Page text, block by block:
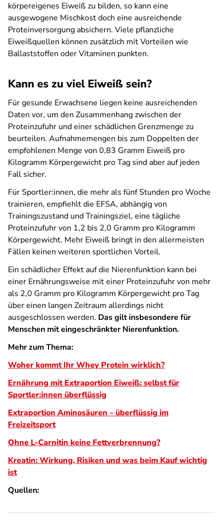
körpereigenes Eiweiß zu bilden, so kann eine
ausgewogene Mischkost doch eine ausreichende
Proteinversorgung absichern. Viele pflanzliche
Eiweißquellen können zusätzlich mit Vorteilen wie
Ballaststoffen oder Vitaminen punkten.
Kann es zu viel Eiweiß sein?
Für gesunde Erwachsene liegen keine ausreichenden
Daten vor, um den Zusammenhang zwischen der
Proteinzufuhr und einer schädlichen Grenzmenge zu
beurteilen. Aufnahmemengen bis zum Doppelten der
empfohlenen Menge von 0,83 Gramm Eiweiß pro
Kilogramm Körpergewicht pro Tag sind aber auf jeden
Fall sicher.
Für Sportler:innen, die mehr als fünf Stunden pro Woche
trainieren, empfiehlt die EFSA, abhängig von
Trainingszustand und Trainingsziel, eine tägliche
Proteinzufuhr von 1,2 bis 2,0 Gramm pro Kilogramm
Körpergewicht. Mehr Eiweiß bringt in den allermeisten
Fällen keinen weiteren sportlichen Vorteil.
Ein schädlicher Effekt auf die Nierenfunktion kann bei
einer Ernährungsweise mit einer Proteinzufuhr von mehr
als 2,0 Gramm pro Kilogramm Körpergewicht pro Tag
über einen langen Zeitraum allerdings nicht
ausgeschlossen werden. Das gilt insbesondere für
Menschen mit eingeschränkter Nierenfunktion.
Mehr zum Thema:
Woher kommt Ihr Whey Protein wirklich?
Ernährung mit Extraportion Eiweiß: selbst für
Sportler:innen überflüssig
Extraportion Aminosäuren – überflüssig im
Freizeitsport
Ohne L-Carnitin keine Fettverbrennung?
Kreatin: Wirkung, Risiken und was beim Kauf wichtig
ist
Quellen: